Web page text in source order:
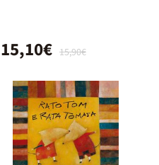
15,90€
15,10€